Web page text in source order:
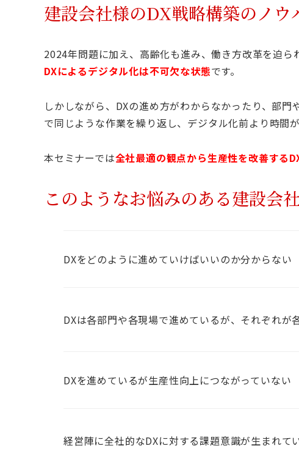
建設会社様のDX戦略構築のノウ
2024年問題に加え、高齢化も進み、働き方改革を迫ら
DXによるデジタル化は不可欠な状態です。
しかしながら、DXの進め方がわからなかったり、部
で同じような作業を繰り返し、デジタル化前より時間
本セミナーでは全社最適の観点から生産性を改善する
このようなお悩みのある建設会
DXをどのように進めていけばいいのか分からない
DXは各部門や各現場で進めているが、それぞれが
DXを進めているが生産性向上につながっていない
経営陣に全社的なDXに対する課題意識が生まれて